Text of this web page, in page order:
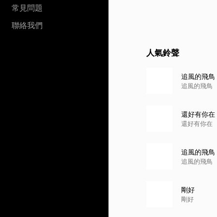
常見問題
聯絡我們
人氣鈴聲
追風的飛鳥
追風的飛鳥
還好有你在
還好有你在
追風的飛
追風的飛鳥
剛好
剛好